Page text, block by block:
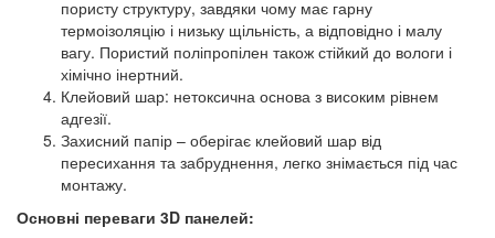
пористу структуру, завдяки чому має гарну
термоізоляцію і низьку щільність, а відповідно і малу
вагу. Пористий поліпропілен також стійкий до вологи і
хімічно інертний.
Клейовий шар: нетоксична основа з високим рівнем
адгезії.
Захисний папір – оберігає клейовий шар від
пересихання та забруднення, легко знімається під час
монтажу.
Основні переваги 3D панелей: